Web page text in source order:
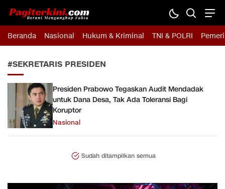
Pagiterkini.com
Berani Mengungkap Fakta
Beranda Nasional Hukum & Kriminal TNI & POLRI
#SEKRETARIS PRESIDEN
Presiden Prabowo Tegaskan Audit Mendadak
untuk Dana Desa, Tak Ada Toleransi Bagi
Koruptor
Nasional
Sudah ditampilkan semua